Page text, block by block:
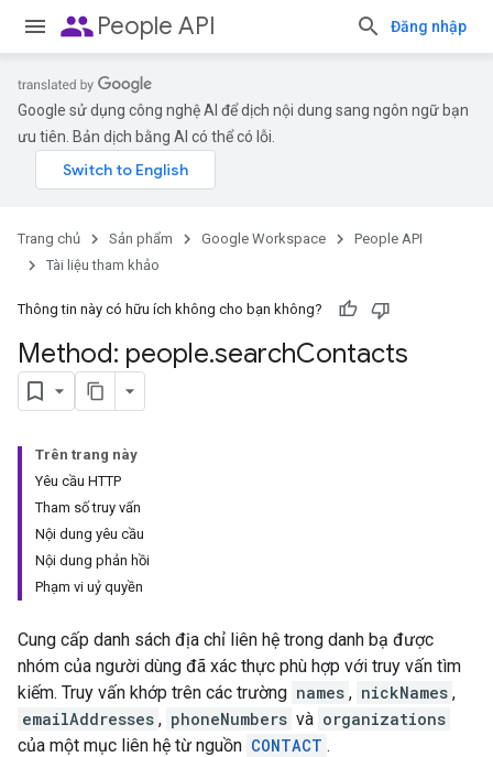
peoplePeople API Đăng nhập
Google sử dụng công nghệ AI để dịch nội dung sang ngôn ngữ bạn
ưu tiên. Bản dịch bằng AI có thể có lỗi.
Trang chủ Sản phẩm Google Workspace
People API
Tài liệu tham khảo
Thông tin này có hữu ích không cho bạn không?
Method: people.searchContacts
Trên trang này
Yêu cầu HTTP
Tham số truy vấn
Nội dung yêu cầu
Nội dung phản hồi
Phạm vi uỷ quyền
Cung cấp danh sách địa chỉ liên hệ trong danh bạ được
nhóm của người dùng đã xác thực phù hợp với truy vấn tìm
kiếm. Truy vấn khớp trên các trường names , nickNames ,
emailAddresses , phoneNumbers và organizations
của một mục liên hệ từ nguồn CONTACT .